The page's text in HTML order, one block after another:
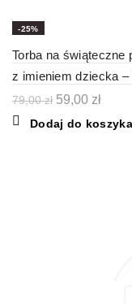
-25%
Torba na świąteczne
z imieniem dziecka –
79,00zł Pierwotna
wynosiła:
59,00 zł
Dodaj do koszyka